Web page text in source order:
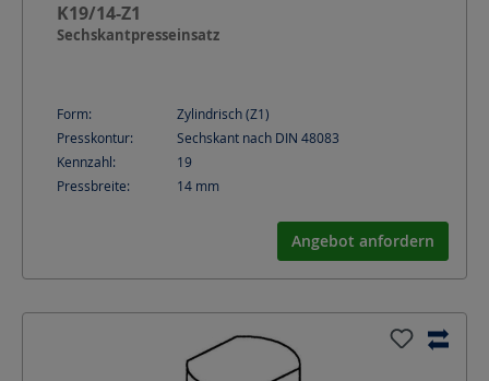
K19/14-Z1
Sechskantpresseinsatz
Form:
Zylindrisch (Z1)
Presskontur:
Sechskant nach DIN 48083
Kennzahl:
19
Pressbreite:
14 mm
Angebot anfordern